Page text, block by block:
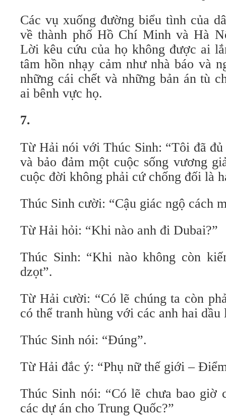
Các vụ xuống đường biểu tình của
về thành phố Hồ Chí Minh và Hà
Lời kêu cứu của họ không được ai
tâm hồn nhạy cảm như nhà báo và
những cái chết và những bản án tù
ai bênh vực họ.
7.
Từ Hải nói với Thúc Sinh: “Tôi đã
và bảo đảm một cuộc sống vương
cuộc đời không phải cứ chống đối là
Thúc Sinh cười: “Cậu giác ngộ cách
Từ Hải hỏi: “Khi nào anh đi Dubai?”
Thúc Sinh: “Khi nào không còn
dzọt”.
Từ Hải cười: “Có lẽ chúng ta còn
có thể tranh hùng với các anh hai
Thúc Sinh nói: “Đúng”.
Từ Hải đắc ý: “Phụ nữ thế giới –
Thúc Sinh nói: “Có lẽ chưa bao giờ
các dự án cho Trung Quốc?”